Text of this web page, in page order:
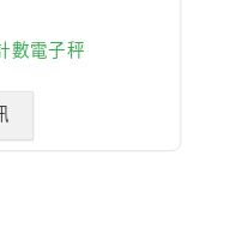
數電子秤